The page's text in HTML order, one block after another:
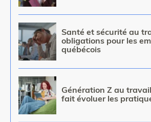
Image
Santé et sécurité au
obligations pour les
québécois
Image
Génération Z au
fait évoluer les